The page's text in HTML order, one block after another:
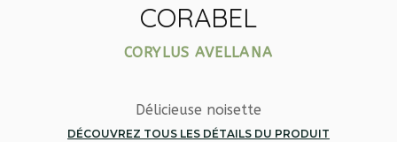
CORABEL
CORYLUS AVELLANA
Délicieuse noisette
DÉCOUVREZ TOUS LES DÉTAILS DU PRODUIT